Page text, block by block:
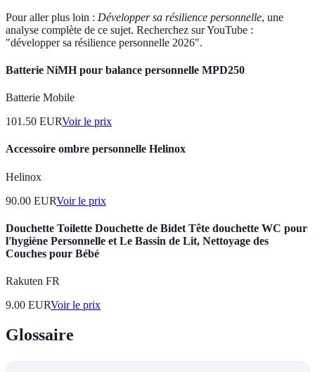
Pour aller plus loin : Développer sa résilience personnelle, une
analyse complète de ce sujet. Recherchez sur YouTube :
"développer sa résilience personnelle 2026".
Batterie NiMH pour balance personnelle MPD250
Batterie Mobile
101.50 EURVoir le prix
Accessoire ombre personnelle Helinox
Helinox
90.00 EURVoir le prix
Douchette Toilette Douchette de Bidet Tête douchette WC pour
l'hygiène Personnelle et Le Bassin de Lit, Nettoyage des
Couches pour Bébé
Rakuten FR
9.00 EURVoir le prix
Glossaire